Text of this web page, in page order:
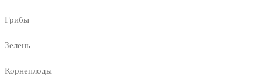
Грибы
Зелень
Корнеплоды